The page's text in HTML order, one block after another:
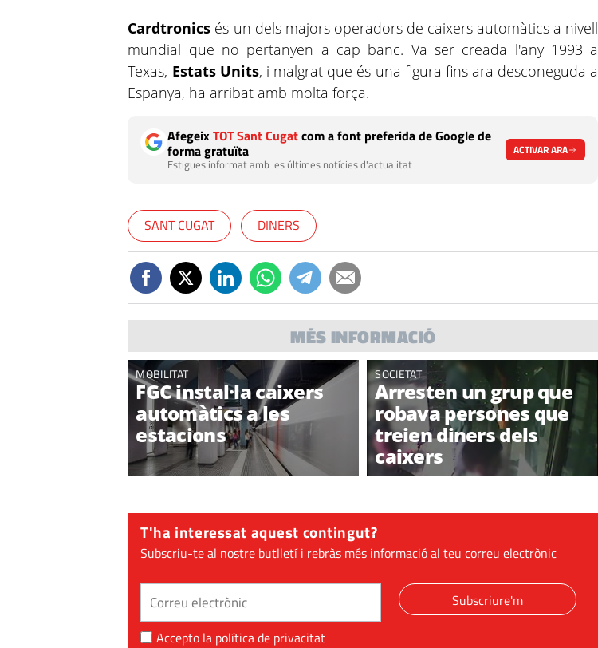
Cardtronics és un dels majors operadors de caixers automàtics a nivell
mundial que no pertanyen a cap banc. Va ser creada l'any 1993 a
Texas, Estats Units, i malgrat que és una figura fins ara desconeguda a
Espanya, ha arribat amb molta força.
AfegeixTOT Sant Cugatcom a font preferida de Google de
forma gratuïta
Estigues informat amb les últimes notícies d'actualitat
ACTIVAR ARA
SANT CUGAT DINERS
MÉS INFORMACIÓ
MOBILITAT
FGC instal·la caixers
automàtics a les
estacions
SOCIETAT
Arresten un grup que
robava persones que
treien diners dels
caixers
T'ha interessat aquest contingut?
Subscriu-te al nostre butlletí i rebràs més informació al teu correu electrònic
Subscriure'm
Accepto la política de privacitat